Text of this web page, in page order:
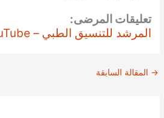
تعليقات المرضى:
المرشد للتنسيق الطبي – YouTube
→ المقالة السابقة